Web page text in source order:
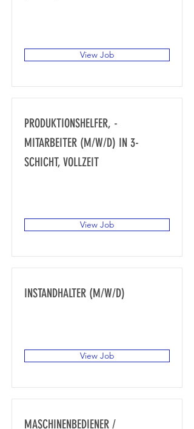
View Job
PRODUKTIONSHELFER, -
MITARBEITER (M/W/D) IN 3-
SCHICHT, VOLLZEIT
View Job
INSTANDHALTER (M/W/D)
View Job
MASCHINENBEDIENER /